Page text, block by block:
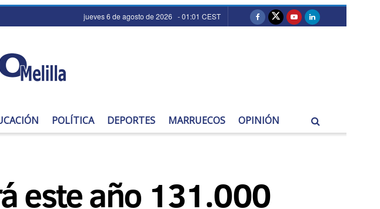
jueves 6 de agosto de 2026 - 01:01 CEST
POLÍTICA DEPORTES MARRUECOS OPINIÓN
este año 131.000